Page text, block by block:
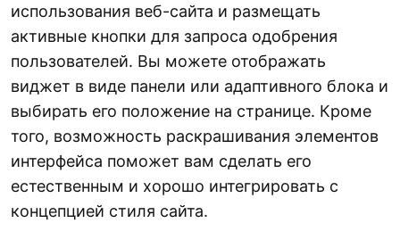
использования веб-сайта и размещать
активные кнопки для запроса одобрения
пользователей. Вы можете отображать
виджет в виде панели или адаптивного блока и
выбирать его положение на странице. Кроме
того, возможность раскрашивания элементов
интерфейса поможет вам сделать его
естественным и хорошо интегрировать с
концепцией стиля сайта.